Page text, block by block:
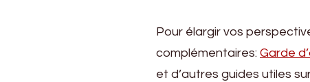
Pour élargir vos
complémentaires: Garde
et d’autres guides utiles